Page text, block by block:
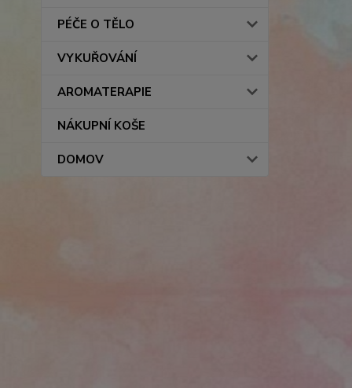
PÉČE O TĚLO
VYKUŘOVÁNÍ
AROMATERAPIE
NÁKUPNÍ KOŠE
DOMOV